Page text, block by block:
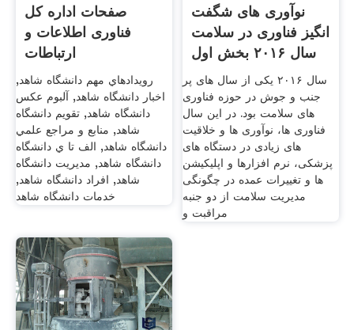
صفحات اداره کل
فناوری اطلاعات و
ارتباطات
رويدادهاي مهم دانشگاه شاهد,
اخبار دانشگاه شاهد, آلبوم عکس
دانشگاه شاهد, تقويم دانشگاه
شاهد, منابع و مراجع علمي
دانشگاه شاهد, الف تا ي دانشگاه
دانشگاه شاهد, مديريت دانشگاه
شاهد, افراد دانشگاه شاهد,
خدمات دانشگاه شاهد
نوآوری های شگفت
انگیز فناوری در سلامت
سال ۲۰۱۶ بخش اول
سال ۲۰۱۶ یکی از سال های پر
جنب و جوش در حوزه فناوری
های سلامت بود. در این سال
فناوری ها، نوآوری ها و خلاقیت
های زیادی در دستگاه های
پزشکی، نرم افزارها و اپلیکیشن
ها و تغییرات عمده در چگونگی
مدیریت سلامت از دو جنبه
مراقبت و